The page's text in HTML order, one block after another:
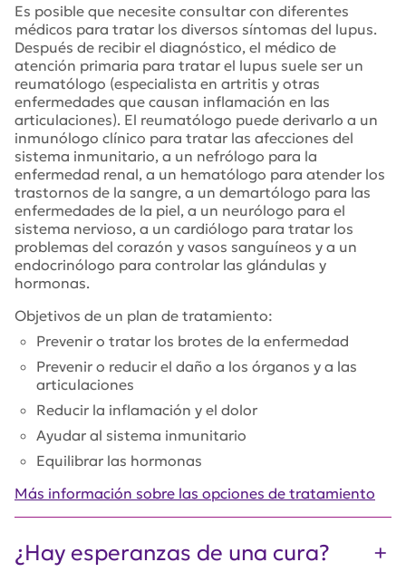
Es posible que necesite consultar con diferentes
médicos para tratar los diversos síntomas del lupus.
Después de recibir el diagnóstico, el médico de
atención primaria para tratar el lupus suele ser un
reumatólogo (especialista en artritis y otras
enfermedades que causan inflamación en las
articulaciones). El reumatólogo puede derivarlo a un
inmunólogo clínico para tratar las afecciones del
sistema inmunitario, a un nefrólogo para la
enfermedad renal, a un hematólogo para atender los
trastornos de la sangre, a un demartólogo para las
enfermedades de la piel, a un neurólogo para el
sistema nervioso, a un cardiólogo para tratar los
problemas del corazón y vasos sanguíneos y a un
endocrinólogo para controlar las glándulas y
hormonas.
Objetivos de un plan de tratamiento:
Prevenir o tratar los brotes de la enfermedad
Prevenir o reducir el daño a los órganos y a las
articulaciones
Reducir la inflamación y el dolor
Ayudar al sistema inmunitario
Equilibrar las hormonas
Más información sobre las opciones de tratamiento
¿Hay esperanzas de una cura?